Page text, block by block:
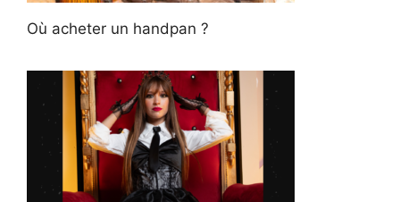
Où acheter un handpan ?